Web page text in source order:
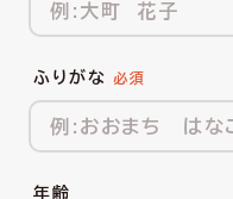
ふりがな
年齢